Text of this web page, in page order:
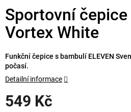
Sportovní čepice
Vortex White
549 Kč
Funkční čepice s bambulí ELEVEN
počasí.
Detailní informace